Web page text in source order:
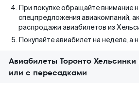
При покупке обращайте внимание
спецпредложения авиакомпаний,
распродажи авиабилетов из
Покупайте авиабилет на неделе, а
Авиабилеты Торонто
или с пересадками